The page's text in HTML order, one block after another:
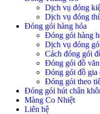
Dịch vụ đóng
Dịch vụ đóng
Đóng gói hàng hóa
Đóng gói hàng
Dịch vụ đóng
Cách đóng gói
Đóng gói đồ
Đóng gói đồ gia
Đóng gói theo
Đóng gói hút chân
Màng Co Nhiệt
Liên hệ